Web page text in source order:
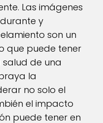
Las imágenes
y
son un
que puede tener
salud de una
la
no solo el
el impacto
puede tener en